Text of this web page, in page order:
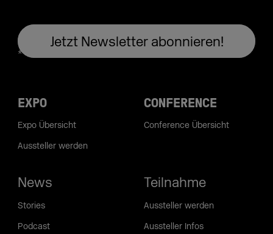
EXPO
Expo Übersicht
Aussteller werden
CONFERENCE
Conference Übersicht
News
Stories
Podcast
Teilnahme
Aussteller werden
Aussteller Infos